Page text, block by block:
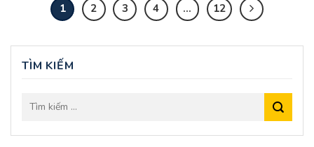
1 2 3 4 … 12
TÌM KIẾM